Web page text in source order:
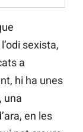
sexista,
a
hi ha unes
una
en les